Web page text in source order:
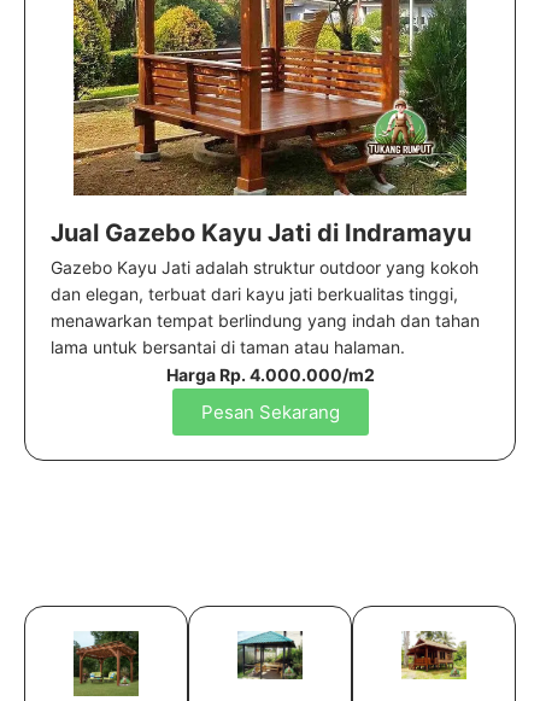
Jual Gazebo Kayu Jati di Indramayu
Gazebo Kayu Jati adalah struktur outdoor yang kokoh
dan elegan, terbuat dari kayu jati berkualitas tinggi,
menawarkan tempat berlindung yang indah dan tahan
lama untuk bersantai di taman atau halaman.
Harga Rp. 4.000.000/m2
Pesan Sekarang